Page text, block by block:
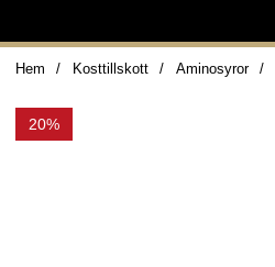
Hem Kosttillskott Aminosyror
20%